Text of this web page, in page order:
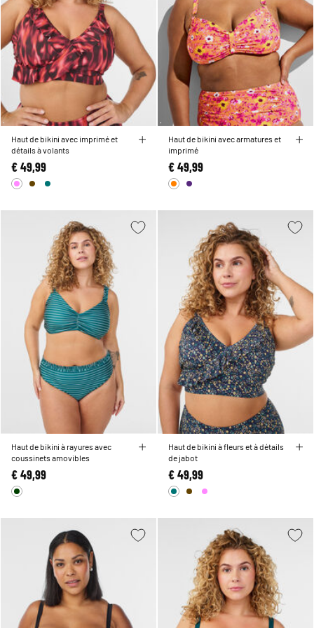
Haut de bikini avec imprimé et
détails à volants
€ 49,99
Haut de bikini avec armatures et
imprimé
€ 49,99
Haut de bikini à rayures avec
coussinets amovibles
€ 49,99
Haut de bikini à fleurs et à détails
de jabot
€ 49,99